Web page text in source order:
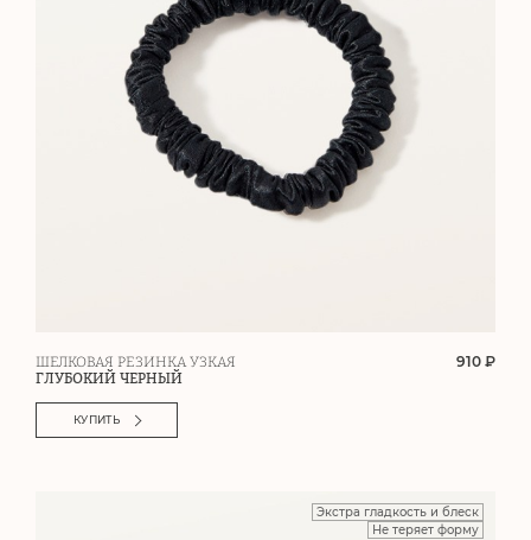
ШЕЛКОВАЯ РЕЗИНКА УЗКАЯ
ГЛУБОКИЙ ЧЕРНЫЙ
910 ₽
КУПИТЬ
Экстра гладкость и блеск
Не теряет форму